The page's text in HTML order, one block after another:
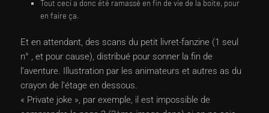
Tout ceci a donc été ramassé en fin de vie de la boite, pour
en faire ça.
Et en attendant, des scans du petit livret-fanzine (1 seul
n° , et pour cause), distribué pour sonner la fin de
l’aventure. Illustration par les animateurs et autres as du
crayon de l’étage en dessous.
« Private joke », par exemple, il est impossible de